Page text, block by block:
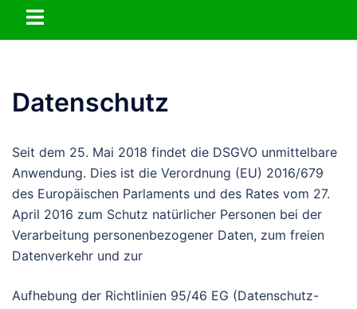
Menü
Datenschutz
Seit dem 25. Mai 2018 findet die DSGVO unmittelbare
Anwendung. Dies ist die Verordnung (EU) 2016/679
des Europäischen Parlaments und des Rates vom 27.
April 2016 zum Schutz natürlicher Personen bei der
Verarbeitung personenbezogener Daten, zum freien
Datenverkehr und zur
Aufhebung der Richtlinien 95/46 EG (Datenschutz-